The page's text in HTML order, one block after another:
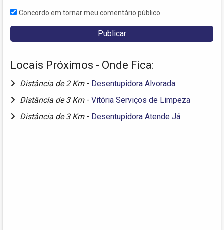
Concordo em tornar meu comentário público
Locais Próximos - Onde Fica:
Distância de 2 Km - Desentupidora Alvorada
Distância de 3 Km - Vitória Serviços de Limpeza
Distância de 3 Km - Desentupidora Atende Já